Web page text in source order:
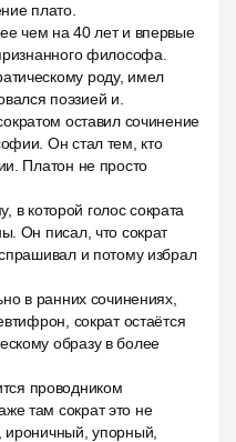
плато.
чем на 40 лет и впервые
философа.
роду, имел
поэзией и.
оставил сочинение
Он стал тем, кто
Платон не просто
которой голос сократа
Он писал, что сократ
и потому избрал
в ранних сочинениях,
сократ остаётся
образу в более
проводником
там сократ это не
ироничный, упорный,